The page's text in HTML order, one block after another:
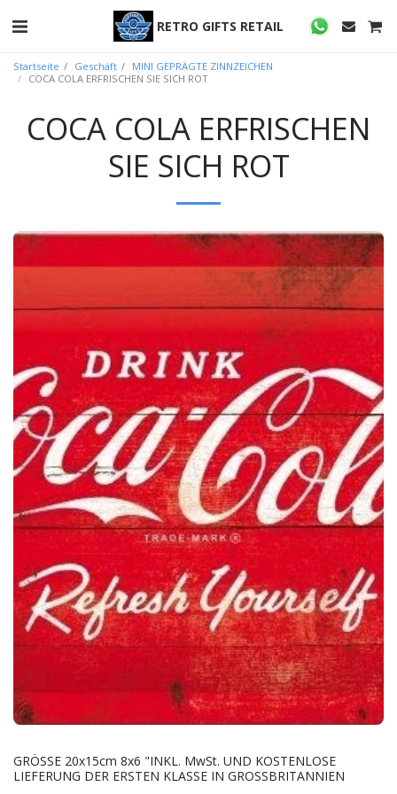
RETRO GIFTS RETAIL
Startseite Geschäft
MINI GEPRÄGTE ZINNZEICHEN
COCA COLA ERFRISCHEN SIE SICH ROT
COCA COLA ERFRISCHEN
SIE SICH ROT
GRÖSSE 20x15cm 8x6 "INKL. MwSt. UND KOSTENLOSE
LIEFERUNG DER ERSTEN KLASSE IN GROSSBRITANNIEN